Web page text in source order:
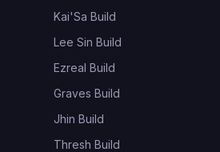
Kai'Sa Build
Lee Sin Build
Ezreal Build
Graves Build
Jhin Build
Thresh Build